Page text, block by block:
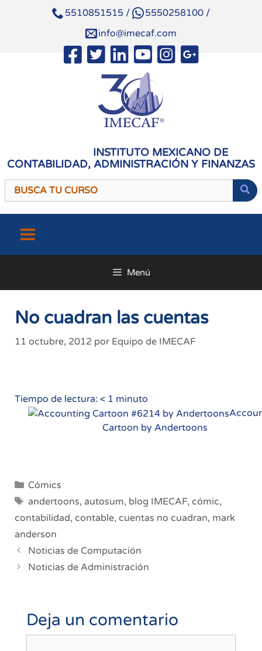
5510851515 / 5550258100 /
info@imecaf.com
INSTITUTO MEXICANO DE
CONTABILIDAD, ADMINISTRACIÓN Y FINANZAS
contenido
Menú
No cuadran las cuentas
11 octubre, 2012 por Equipo de IMECAF
Tiempo de lectura: < 1 minuto
Cartoon by Andertoons
Categorías
Cómics
Etiquetas
andertoons, autosum, blog IMECAF, cómic,
contabilidad, contable, cuentas no cuadran, mark
anderson
Navegación
de
Noticias de Computación
Noticias de Administración
Deja un comentario